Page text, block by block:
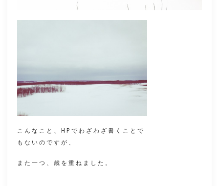
こんなこと、HPでわざわざ書くことで
もないのですが、
また一つ、歳を重ねました。